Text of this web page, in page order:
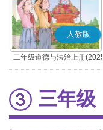
人教版
二年级道德与法治上册(2025
秋版)(部编版)
三年级